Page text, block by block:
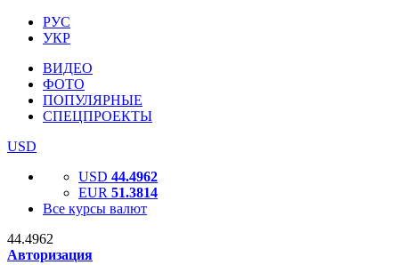
РУС
УКР
ВИДЕО
ФОТО
ПОПУЛЯРНЫЕ
СПЕЦПРОЕКТЫ
USD
USD 44.4962
EUR 51.3814
Все курсы валют
44.4962
Авторизация